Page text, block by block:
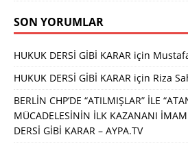
SON YORUMLAR
HUKUK DERSİ GİBİ KARAR için
HUKUK DERSİ GİBİ KARAR için Riza
BERLİN CHP’DE “ATILMIŞLAR” İLE
MÜCADELESİNİN İLK KAZANANI
DERSİ GİBİ KARAR – AYPA.TV